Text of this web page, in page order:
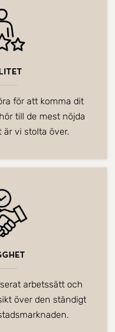
för att komma dit
till de mest nöjda
är vi stolta över.
arbetssätt och
över den ständigt